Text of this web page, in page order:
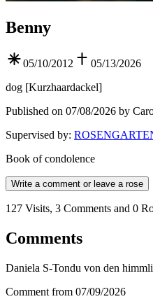
Benny
05/10/2012
05/13/2026
dog [Kurzhaardackel]
Published on 07/08/2026 by
Supervised by:
Book of condolence
Write a comment or leave a rose
127 Visits, 3 Comments and 0
Comments
Daniela S-Tondu von den
Comment from 07/09/2026